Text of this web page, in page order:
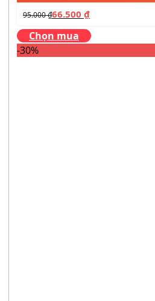
95.000₫66.500 ₫
Chọn mua
-30%